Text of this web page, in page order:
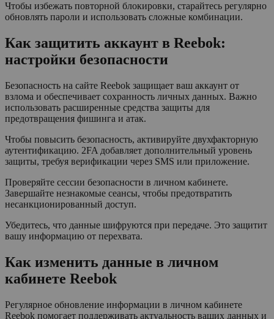
Чтобы избежать повторной блокировки, старайтесь регулярно
обновлять пароли и использовать сложные комбинации.
Как защитить аккаунт в Reebok:
настройки безопасности
Безопасность на сайте Reebok защищает ваш аккаунт от
взлома и обеспечивает сохранность личных данных. Важно
использовать расширенные средства защиты для
предотвращения фишинга и атак.
Чтобы повысить безопасность, активируйте двухфакторную
аутентификацию. 2FA добавляет дополнительный уровень
защиты, требуя верификации через SMS или приложение.
Проверяйте сессии безопасности в личном кабинете.
Завершайте незнакомые сеансы, чтобы предотвратить
несанкционированный доступ.
Убедитесь, что данные шифруются при передаче. Это защитит
вашу информацию от перехвата.
Как изменить данные в личном
кабинете Reebok
Регулярное обновление информации в личном кабинете
Reebok помогает поддерживать актуальность ваших данных и